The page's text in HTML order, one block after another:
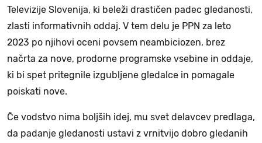
Televizije Slovenija, ki beleži drastičen padec gledanosti,
zlasti informativnih oddaj. V tem delu je PPN za leto
2023 po njihovi oceni povsem neambiciozen, brez
načrta za nove, prodorne programske vsebine in oddaje,
ki bi spet pritegnile izgubljene gledalce in pomagale
poiskati nove.
Če vodstvo nima boljših idej, mu svet delavcev predlaga,
da padanje gledanosti ustavi z vrnitvijo dobro gledanih